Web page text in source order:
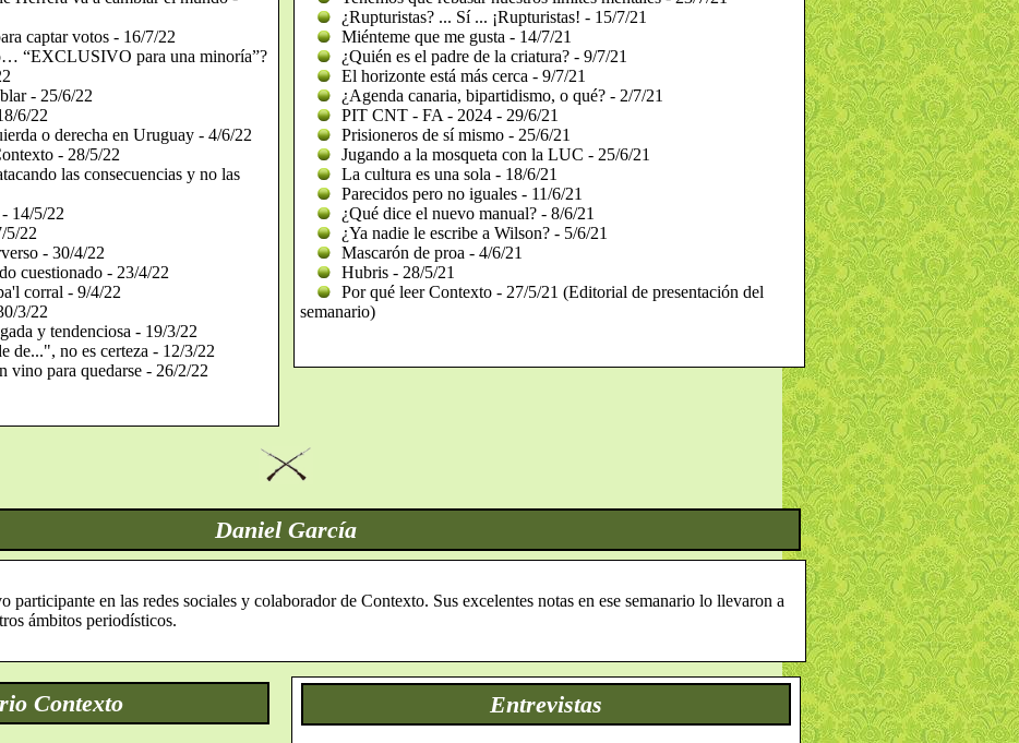
captar votos - 16/7/22
“EXCLUSIVO para una minoría”?
- 25/6/22
6/22
o derecha en Uruguay - 4/6/22
- 28/5/22
las consecuencias y no las
14/5/22
5/22
- 30/4/22
cuestionado - 23/4/22
corral - 9/4/22
3/22
y tendenciosa - 19/3/22
de...", no es certeza - 12/3/22
vino para quedarse - 26/2/22
¿Rupturistas? ... Sí ... ¡Rupturistas! - 15/7/21
Miénteme que me gusta - 14/7/21
¿Quién es el padre de la criatura? - 9/7/21
El horizonte está más cerca - 9/7/21
¿Agenda canaria, bipartidismo, o qué? - 2/7/21
PIT CNT - FA - 2024 - 29/6/21
Prisioneros de sí mismo - 25/6/21
Jugando a la mosqueta con la LUC - 25/6/21
La cultura es una sola - 18/6/21
Parecidos pero no iguales - 11/6/21
¿Qué dice el nuevo manual? - 8/6/21
¿Ya nadie le escribe a Wilson? - 5/6/21
Mascarón de proa - 4/6/21
Hubris - 28/5/21
Por qué leer Contexto - 27/5/21 (Editorial de presentación del
semanario)
Daniel García
participante en las redes sociales y colaborador de Contexto. Sus excelentes notas en ese semanario lo llevaron a
ámbitos periodísticos.
Entrevistas
Contexto